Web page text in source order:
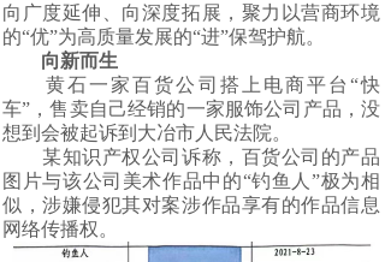
向广度延伸、向深度拓展，聚力以营商环境
的“优”为高质量发展的“进”保驾护航。
向新而生
黄石一家百货公司搭上电商平台“快
车”，售卖自己经销的一家服饰公司产品，没
想到会被起诉到大冶市人民法院。
某知识产权公司诉称，百货公司的产品
图片与该公司美术作品中的“钓鱼人”极为相
似，涉嫌侵犯其对案涉作品享有的作品信息
网络传播权。